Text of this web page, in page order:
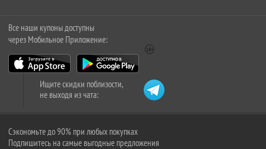
Все наши купоны доступны
через Мобильное Приложение:
Ищите скидки поблизости,
не выходя из чата:
Сэкономьте до 90% при любых покупках
Подпишитесь на самые выгодные предложения